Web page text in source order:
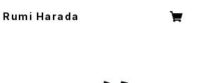
Rumi Harada